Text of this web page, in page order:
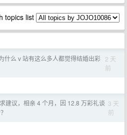
topics list
什么 v 站有这么多人都觉得结婚出彩
2 天
前
建议，相亲 4 个月，因 12.8 万彩礼谈 3 天
前